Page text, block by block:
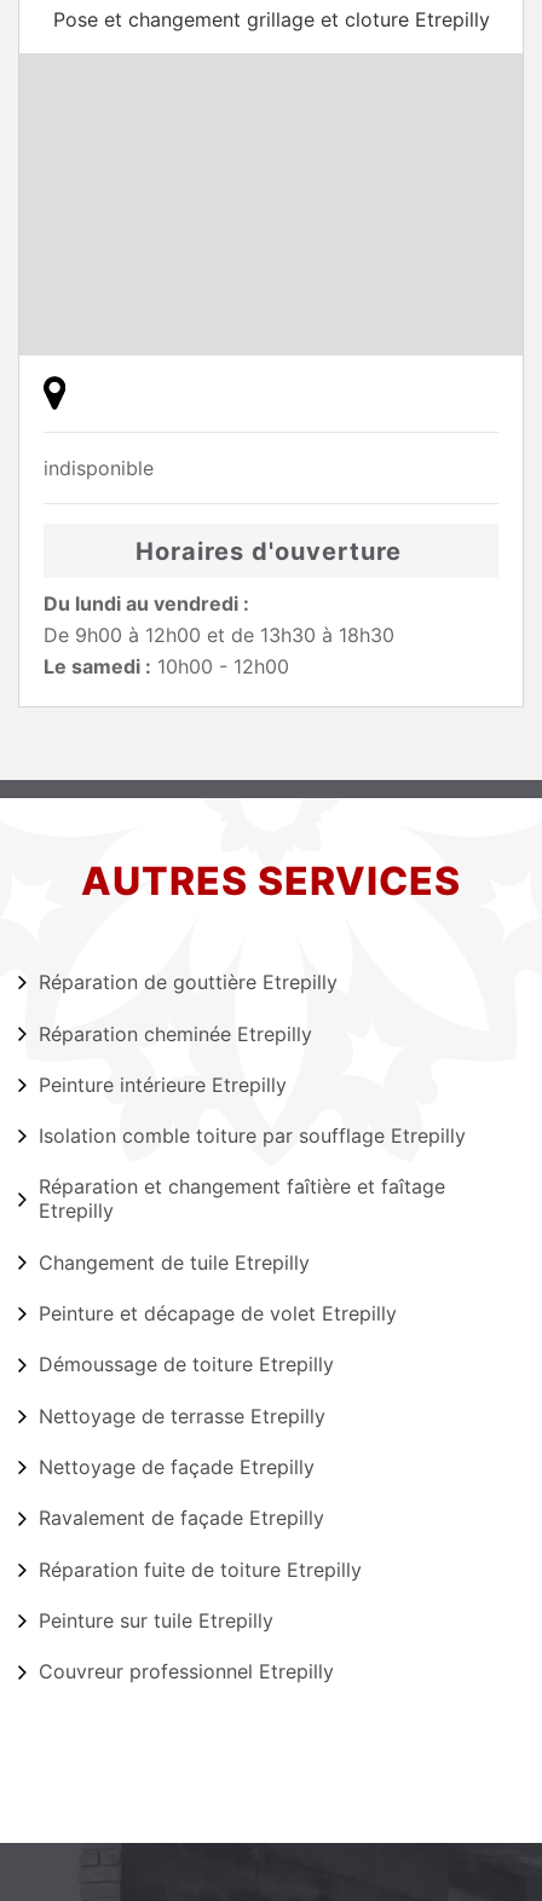
Pose et changement grillage et cloture Etrepilly
indisponible
Horaires d'ouverture
Du lundi au vendredi :
De 9h00 à 12h00 et de 13h30 à 18h30
Le samedi : 10h00 - 12h00
AUTRES SERVICES
Réparation de gouttière Etrepilly
Réparation cheminée Etrepilly
Peinture intérieure Etrepilly
Isolation comble toiture par soufflage Etrepilly
Réparation et changement faîtière et faîtage
Etrepilly
Changement de tuile Etrepilly
Peinture et décapage de volet Etrepilly
Démoussage de toiture Etrepilly
Nettoyage de terrasse Etrepilly
Nettoyage de façade Etrepilly
Ravalement de façade Etrepilly
Réparation fuite de toiture Etrepilly
Peinture sur tuile Etrepilly
Couvreur professionnel Etrepilly